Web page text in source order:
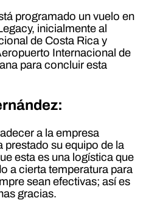
programado un vuelo en
inicialmente al
de Costa Rica y
Internacional de
para concluir esta
a la empresa
prestado su equipo de la
esta es una logística que
a cierta temperatura para
sean efectivas; así es
gracias.